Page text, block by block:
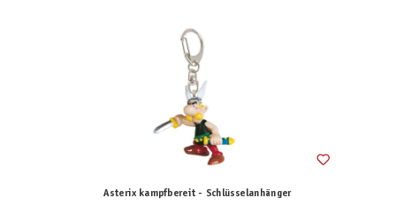
Asterix kampfbereit - Schlüsselanhänger